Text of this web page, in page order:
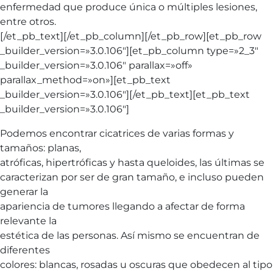
enfermedad que produce única o múltiples lesiones,
entre otros.
[/et_pb_text][/et_pb_column][/et_pb_row][et_pb_row
_builder_version=»3.0.106″][et_pb_column type=»2_3″
_builder_version=»3.0.106″ parallax=»off»
parallax_method=»on»][et_pb_text
_builder_version=»3.0.106″][/et_pb_text][et_pb_text
_builder_version=»3.0.106″]
Podemos encontrar cicatrices de varias formas y
tamaños: planas,
atróficas, hipertróficas y hasta queloides, las últimas se
caracterizan por ser de gran tamaño, e incluso pueden
generar la
apariencia de tumores llegando a afectar de forma
relevante la
estética de las personas. Así mismo se encuentran de
diferentes
colores: blancas, rosadas u oscuras que obedecen al tipo